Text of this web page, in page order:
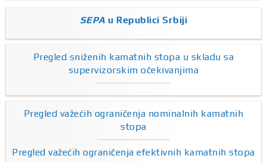
SEPA u Republici Srbiji
Pregled sniženih kamatnih stopa u skladu sa
supervizorskim očekivanjima
Pregled važećih ograničenja nominalnih kamatnih
stopa
Pregled važećih ograničenja efektivnih kamatnih stopa